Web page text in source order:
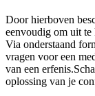
Door hierboven
eenvoudig om uit
Via onderstaand
vragen voor een
van een
oplossing van je